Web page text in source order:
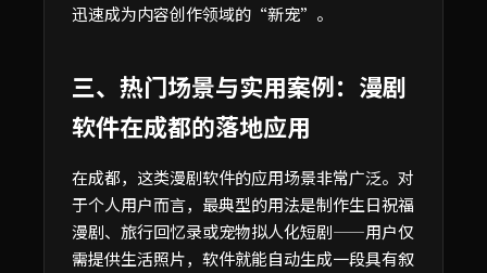
迅速成为内容创作领域的“新宠”。
三、热门场景与实用案例：漫剧
软件在成都的落地应用
在成都，这类漫剧软件的应用场景非常广泛。对
于个人用户而言，最典型的用法是制作生日祝福
漫剧、旅行回忆录或宠物拟人化短剧——用户仅
需提供生活照片，软件就能自动生成一段具有叙